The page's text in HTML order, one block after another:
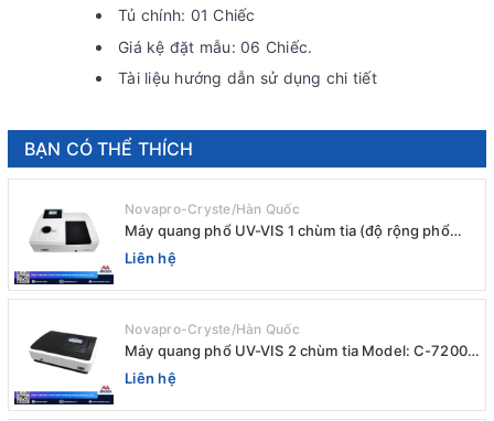
Tủ chính: 01 Chiếc
Giá kệ đặt mẫu: 06 Chiếc.
Tài liệu hướng dẫn sử dụng chi tiết
BẠN CÓ THỂ THÍCH
Novapro-Cryste/Hàn Quốc
Máy quang phổ UV-VIS 1 chùm tia (độ rộng phổ
4nm) E-1000UV / Peak
Liên hệ
Novapro-Cryste/Hàn Quốc
Máy quang phổ UV-VIS 2 chùm tia Model: C-7200 /
Peak
Liên hệ